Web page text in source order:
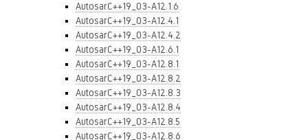
AutosarC++19_03-A12.1.6
AutosarC++19_03-A12.4.1
AutosarC++19_03-A12.4.2
AutosarC++19_03-A12.6.1
AutosarC++19_03-A12.8.1
AutosarC++19_03-A12.8.2
AutosarC++19_03-A12.8.3
AutosarC++19_03-A12.8.4
AutosarC++19_03-A12.8.5
AutosarC++19_03-A12.8.6